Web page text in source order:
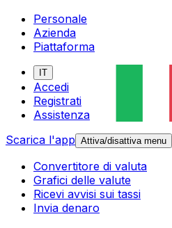
Personale
Azienda
Piattaforma
IT
Accedi
Registrati
Assistenza
Scarica l'app Attiva/disattiva menu
Convertitore di valuta
Grafici delle valute
Ricevi avvisi sui tassi
Invia denaro